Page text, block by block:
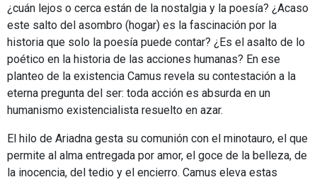
¿cuán lejos o cerca están de la nostalgia y la poesía? ¿Acaso
este salto del asombro (hogar) es la fascinación por la
historia que solo la poesía puede contar? ¿Es el asalto de lo
poético en la historia de las acciones humanas? En ese
planteo de la existencia Camus revela su contestación a la
eterna pregunta del ser: toda acción es absurda en un
humanismo existencialista resuelto en azar.
El hilo de Ariadna gesta su comunión con el minotauro, el que
permite al alma entregada por amor, el goce de la belleza, de
la inocencia, del tedio y el encierro. Camus eleva estas